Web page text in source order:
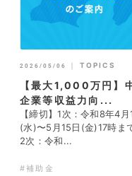
2026/05/06 TOPICS
【最大1,000万円】
企業等収益力向...
【締切】1次：令和8年4月
(水)〜5月15日(金)17時ま
2次：令和...
#補助金